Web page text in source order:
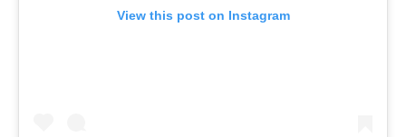
View this post on Instagram